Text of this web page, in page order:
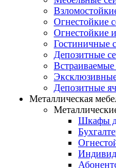
Огнестойкие
Огнестойкие
Гостиничные
Депозитные
Депозитные
Металлическая
Шкафы